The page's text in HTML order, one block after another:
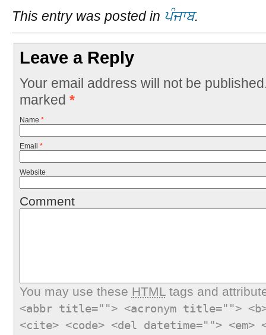
This entry was posted in ਪੰਜਾਬ.
Leave a Reply
Your email address will not be
marked *
Name *
Email *
Website
Comment
You may use these HTMLtags and
<abbr title=""> <acronym title="">
<cite> <code> <del datetime="">